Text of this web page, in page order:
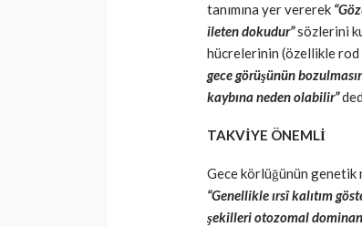
tanımına yer vererek
ileten dokudur”sözlerini
hücrelerinin (özellikle
gece görüşünün
kaybına neden olabilir”
TAKVİYE ÖNEMLİ
Gece körlüğünün genetik
“Genellikle ırsî kalıtım
şekilleri otozomal